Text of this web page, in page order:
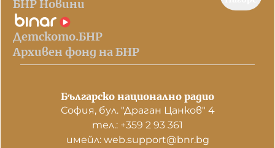
БНР Новини
Детското.БНР
Архивен фонд на БНР
Българско национално радио
София, бул. "Драган Цанков" 4
тел.: +359 2 93 361
имейл: web.support@bnr.bg